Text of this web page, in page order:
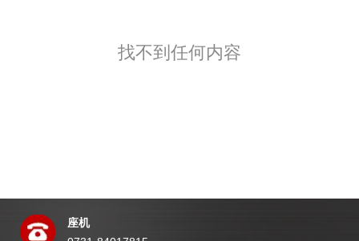
找不到任何内容
座机